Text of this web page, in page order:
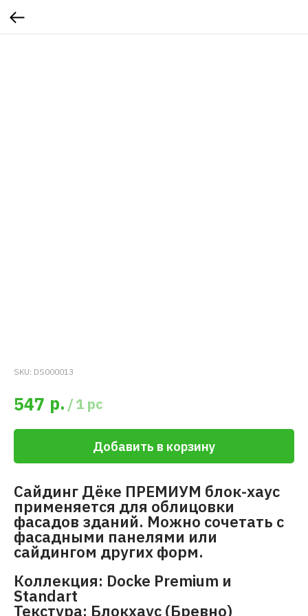
SKU: DS000013
547 р. /1 pc
Добавить в корзину
Сайдинг Дёке ПРЕМИУМ блок-хаус
применяется для облицовки
фасадов зданий. Можно сочетать с
фасадными панелями или
сайдингом других форм.
Коллекция: Docke Premium и
Standart
Текстура: Блокхаус (Бревно)